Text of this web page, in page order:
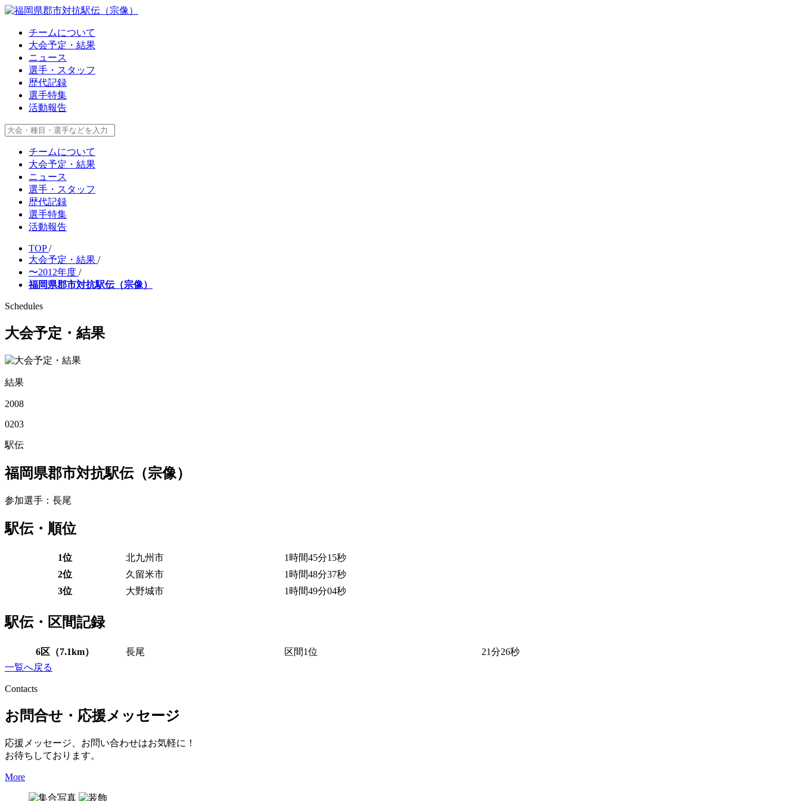
チームについて
大会予定・結果
ニュース
選手・スタッフ
歴代記録
選手特集
活動報告
チームについて
大会予定・結果
ニュース
選手・スタッフ
歴代記録
選手特集
活動報告
TOP /
大会予定・結果 /
〜2012年度 /
福岡県郡市対抗駅伝（宗像）
Schedules
大会予定・結果
結果
2008
0203
駅伝
福岡県郡市対抗駅伝（宗像）
参加選手 ：長尾
駅伝・順位
1位 北九州市
1時間45分15秒
2位
久留米市
1時間48分37秒
3位
大野城市 1時間49分04秒
駅伝・区間記録
6区（7.1km） 長尾 区間1位
21分26秒
一覧へ戻る
Contacts
お問合せ・応援メッセージ
応援メッセージ、お問い合わせはお気軽に！
お待ちしております。
More